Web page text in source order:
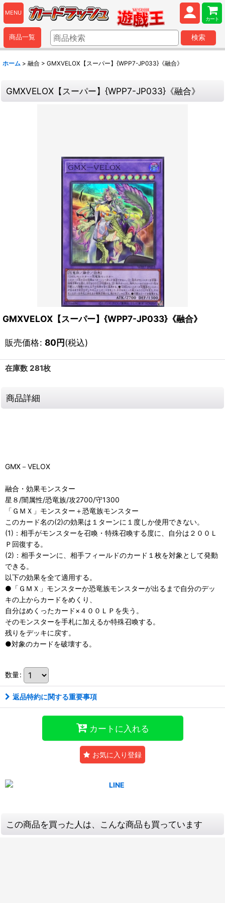
MENU
カート
商品一覧 検索
ホーム > 融合 > GMXVELOX【スーパー】{WPP7-JP033}《融合》
GMXVELOX【スーパー】{WPP7-JP033}《融合》
GMXVELOX【スーパー】{WPP7-JP033}《融合》
販売価格: 80円(税込)
在庫数 281枚
商品詳細
GMX－VELOX
融合・効果モンスター
星８/闇属性/恐竜族/攻2700/守1300
「ＧＭＸ」モンスター＋恐竜族モンスター
このカード名の(2)の効果は１ターンに１度しか使用できない。
(1)：相手がモンスターを召喚・特殊召喚する度に、自分は２００Ｌ
Ｐ回復する。
(2)：相手ターンに、相手フィールドのカード１枚を対象として発動
できる。
以下の効果を全て適用する。
●「ＧＭＸ」モンスターか恐竜族モンスターが出るまで自分のデッ
キの上からカードをめくり、
自分はめくったカード×４００ＬＰを失う。
そのモンスターを手札に加えるか特殊召喚する。
残りをデッキに戻す。
●対象のカードを破壊する。
数量:
返品特約に関する重要事項
カートに入れる
お気に入り登録
この商品を買った人は、こんな商品も買っています